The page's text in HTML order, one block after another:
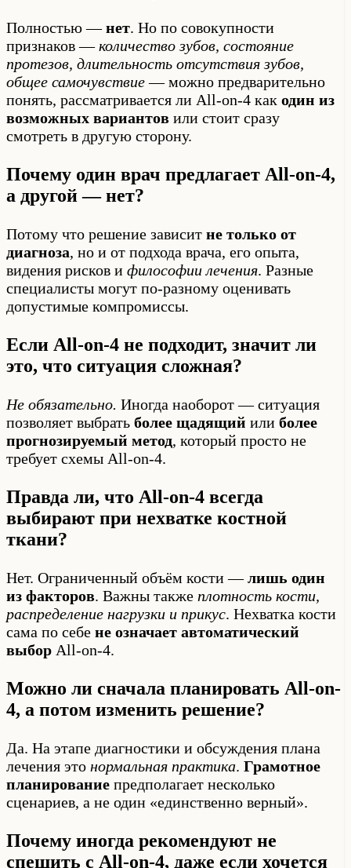
Полностью —нет. Но по совокупности
признаков —количество зубов, состояние
протезов, длительность отсутствия зубов,
общее самочувствие— можно предварительно
понять, рассматривается ли All-on-4 как один из
возможных вариантов или стоит сразу
смотреть в другую сторону.
Почему один врач предлагает All-on-4,
а другой — нет?
Потому что решение зависит не только от
диагноза, но и от подхода врача, его опыта,
видения рисков и философии лечения. Разные
специалисты могут по-разному оценивать
допустимые компромиссы.
Если All-on-4 не подходит, значит ли
это, что ситуация сложная?
Не обязательно. Иногда наоборот — ситуация
позволяет выбрать более щадящий или более
прогнозируемый метод, который просто не
требует схемы All-on-4.
Правда ли, что All-on-4 всегда
выбирают при нехватке костной
ткани?
Нет. Ограниченный объём кости —лишь один
из факторов. Важны также плотность кости,
распределение нагрузки и прикус. Нехватка кости
сама по себе не означает автоматический
выбор All-on-4.
Можно ли сначала планировать All-on-
4, а потом изменить решение?
Да. На этапе диагностики и обсуждения плана
лечения это нормальная практика. Грамотное
планирование предполагает несколько
сценариев, а не один «единственно верный».
Почему иногда рекомендуют не
спешить с All-on-4, даже если хочется